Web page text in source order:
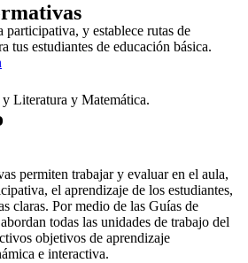
participativa, y establece rutas de
tus estudiantes de educación básica.
Literatura y Matemática.
permiten trabajar y evaluar en el aula,
el aprendizaje de los estudiantes,
claras. Por medio de las Guías de
todas las unidades de trabajo del
objetivos de aprendizaje
e interactiva.